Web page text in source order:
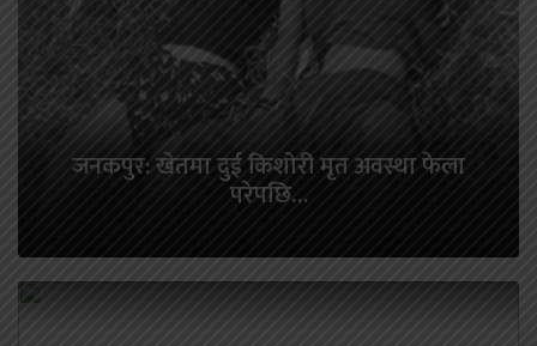
जनकपुर: खेतमा दुई किशोरी मृत अवस्था फेला
परेपछि…